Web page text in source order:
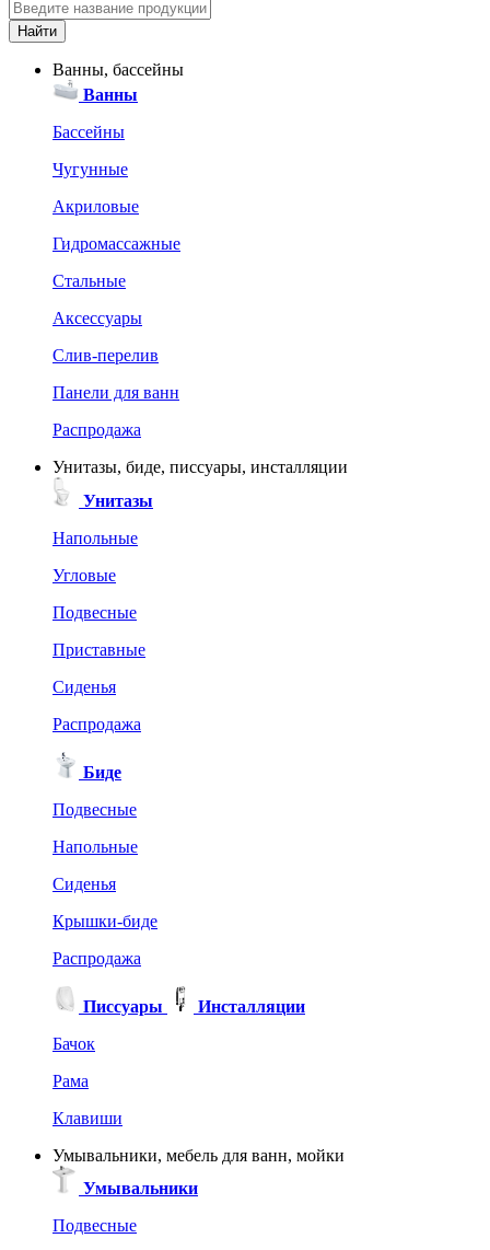
Ванны, бассейны
Ванны
Бассейны
Чугунные
Акриловые
Гидромассажные
Стальные
Аксессуары
Слив-перелив
Панели для ванн
Распродажа
Унитазы, биде, писсуары, инсталляции
Унитазы
Напольные
Угловые
Подвесные
Приставные
Сиденья
Распродажа
Биде
Подвесные
Напольные
Сиденья
Крышки-биде
Распродажа
Писсуары
Инсталляции
Бачок
Рама
Клавиши
Умывальники, мебель для ванн, мойки
Умывальники
Подвесные